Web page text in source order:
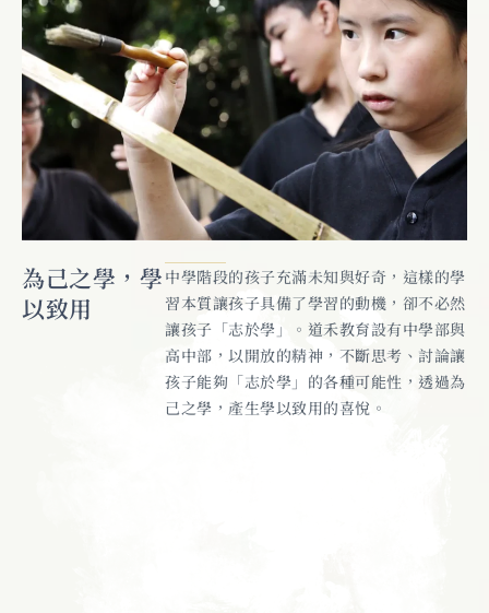
為己之學，學
以致用
中學階段的孩子充滿未知與好奇，這樣的學
習本質讓孩子具備了學習的動機，卻不必然
讓孩子「志於學」。道禾教育設有中學部與
高中部，以開放的精神，不斷思考、討論讓
孩子能夠「志於學」的各種可能性，透過為
己之學，產生學以致用的喜悅。